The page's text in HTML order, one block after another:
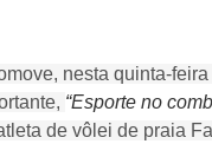
nesta quinta-
“Esporte no
de vôlei de praia